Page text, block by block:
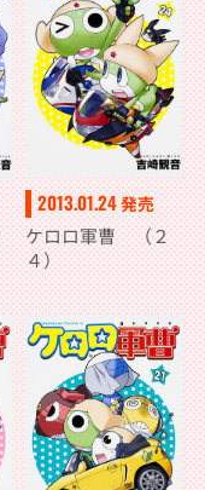
2013.01.24発売
ケロロ軍曹 （２
４）